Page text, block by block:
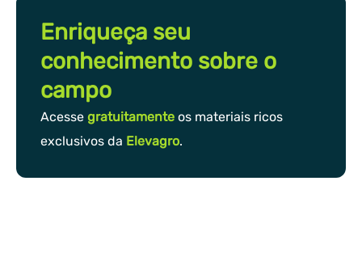
Enriqueça seu
conhecimento sobre o
campo
Acesse gratuitamente os materiais ricos
exclusivos da Elevagro.